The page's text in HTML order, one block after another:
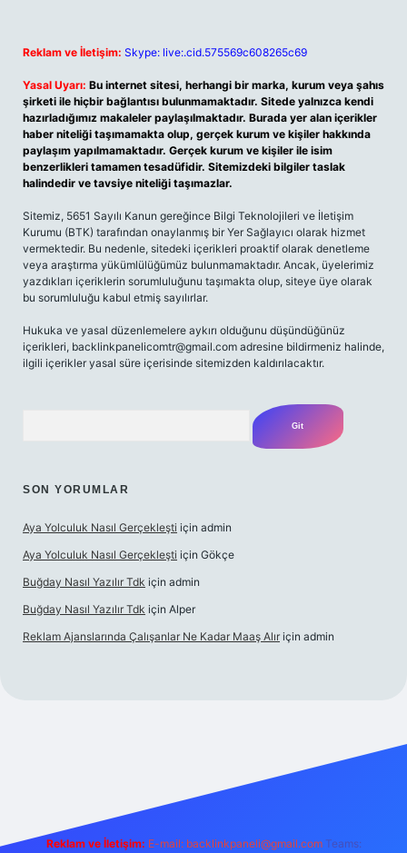
Reklam ve İletişim: Skype: live:.cid.575569c608265c69
Yasal Uyarı: Bu internet sitesi, herhangi bir marka, kurum veya şahıs
şirketi ile hiçbir bağlantısı bulunmamaktadır. Sitede yalnızca kendi
hazırladığımız makaleler paylaşılmaktadır. Burada yer alan içerikler
haber niteliği taşımamakta olup, gerçek kurum ve kişiler hakkında
paylaşım yapılmamaktadır. Gerçek kurum ve kişiler ile isim
benzerlikleri tamamen tesadüfidir. Sitemizdeki bilgiler taslak
halindedir ve tavsiye niteliği taşımazlar.
Sitemiz, 5651 Sayılı Kanun gereğince Bilgi Teknolojileri ve İletişim
Kurumu (BTK) tarafından onaylanmış bir Yer Sağlayıcı olarak hizmet
vermektedir. Bu nedenle, sitedeki içerikleri proaktif olarak denetleme
veya araştırma yükümlülüğümüz bulunmamaktadır. Ancak, üyelerimiz
yazdıkları içeriklerin sorumluluğunu taşımakta olup, siteye üye olarak
bu sorumluluğu kabul etmiş sayılırlar.
Hukuka ve yasal düzenlemelere aykırı olduğunu düşündüğünüz
içerikleri, backlinkpanelicomtr@gmail.com adresine bildirmeniz halinde,
ilgili içerikler yasal süre içerisinde sitemizden kaldırılacaktır.
SON YORUMLAR
Aya Yolculuk Nasıl Gerçekleşti için admin
Aya Yolculuk Nasıl Gerçekleşti için Gökçe
Buğday Nasıl Yazılır Tdk için admin
Buğday Nasıl Yazılır Tdk için Alper
Reklam Ajanslarında Çalışanlar Ne Kadar Maaş Alır için admin
Reklam ve İletişim: E-mail: backlinkpaneli@gmail.com Teams: